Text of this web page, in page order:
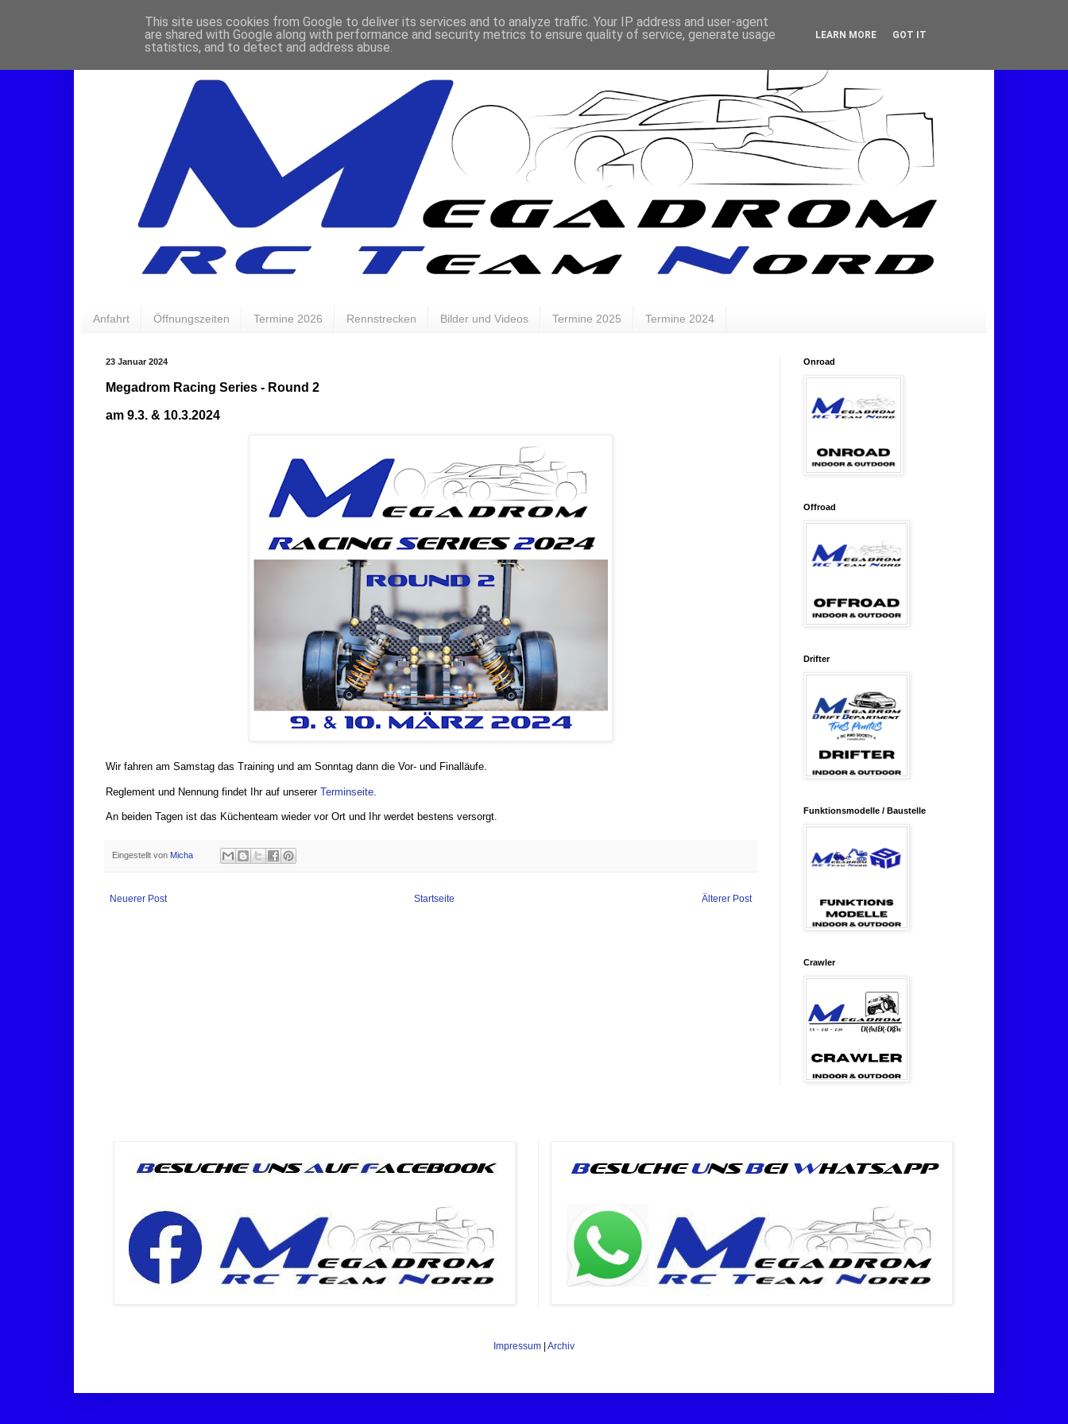
Anfahrt Öffnungszeiten Termine 2026 Rennstrecken Bilder und Videos Termine 2025 Termine 2024
23 Januar 2024
Megadrom Racing Series - Round 2
am 9.3. & 10.3.2024
Wir fahren am Samstag das Training und am Sonntag dann die Vor- und Finalläufe.
Reglement und Nennung findet Ihr auf unserer Terminseite
An beiden Tagen ist das Küchenteam wieder vor Ort und Ihr werdet bestens versorgt.
Eingestellt von Micha
Neuerer Post Älterer Post
Startseite
Onroad
Offroad
Drifter
Funktionsmodelle / Baustelle
Crawler
Impressum | Archiv
This site uses cookies from Google to deliver its services and to analyze traffic. Your IP address and user-agent
are shared with Google along with performance and security metrics to ensure quality of service, generate usage
statistics, and to detect and address abuse.
LEARN MORE GOT IT